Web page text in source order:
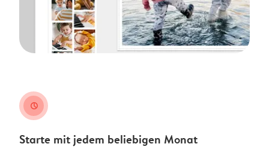
clock
Starte mit jedem beliebigen Monat